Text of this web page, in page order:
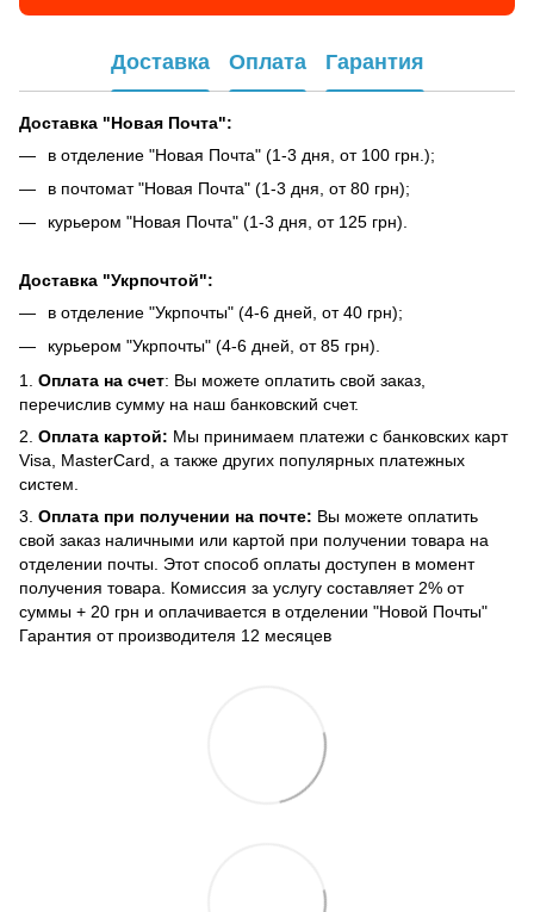
Доставка Оплата Гарантия
Доставка "Новая Почта":
в отделение "Новая Почта" (1-3 дня, от 100 грн.);
в почтомат "Новая Почта" (1-3 дня, от 80 грн);
курьером "Новая Почта" (1-3 дня, от 125 грн).
Доставка "Укрпочтой":
в отделение "Укрпочты" (4-6 дней, от 40 грн);
курьером "Укрпочты" (4-6 дней, от 85 грн).
1. Оплата на счет: Вы можете оплатить свой заказ,
перечислив сумму на наш банковский счет.
2. Оплата картой: Мы принимаем платежи с банковских карт
Visa, MasterCard, а также других популярных платежных
систем.
3. Оплата при получении на почте: Вы можете оплатить
свой заказ наличными или картой при получении товара на
отделении почты. Этот способ оплаты доступен в момент
получения товара. Комиссия за услугу составляет 2% от
суммы + 20 грн и оплачивается в отделении "Новой Почты"
Гарантия от производителя 12 месяцев